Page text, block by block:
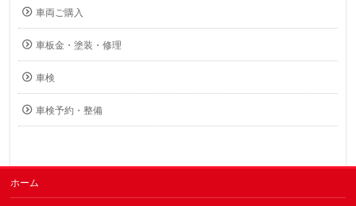
車両ご購入
車板金・塗装・修理
車検
車検予約・整備
ホーム